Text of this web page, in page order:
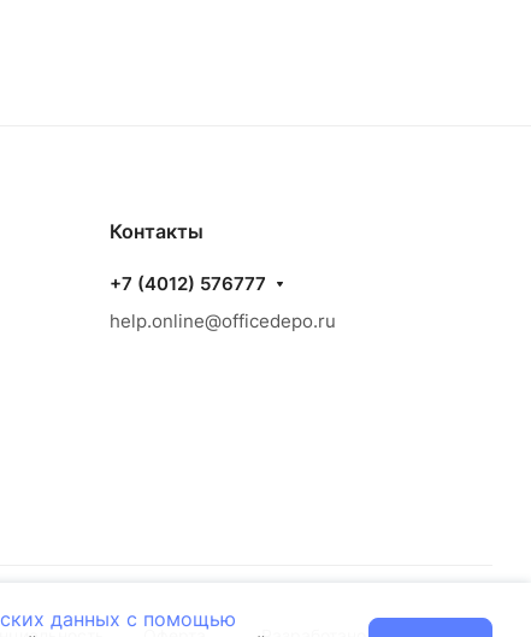
Контакты
+7 (4012) 576777
help.online@officedepo.ru
данных с помощью